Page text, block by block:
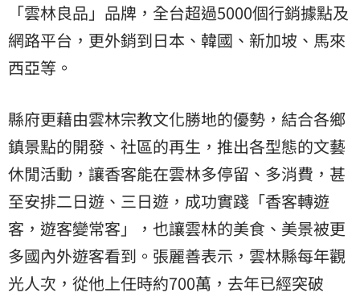
「雲林良品」品牌，全台超過5000個行銷據點及
網路平台，更外銷到日本、韓國、新加坡、馬來
西亞等。
縣府更藉由雲林宗教文化勝地的優勢，結合各鄉
鎮景點的開發、社區的再生，推出各型態的文藝
休閒活動，讓香客能在雲林多停留、多消費，甚
至安排二日遊、三日遊，成功實踐「香客轉遊
客，遊客變常客」，也讓雲林的美食、美景被更
多國內外遊客看到。張麗善表示，雲林縣每年觀
光人次，從他上任時約700萬，去年已經突破